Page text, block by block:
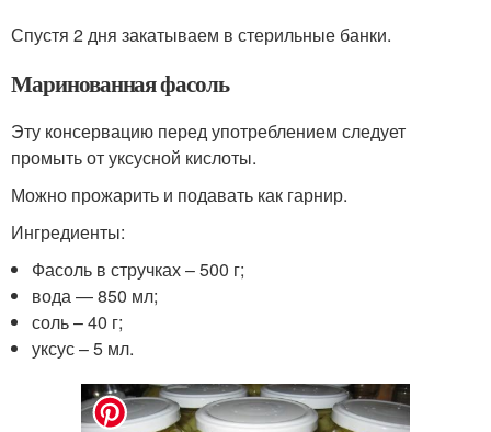
Спустя 2 дня закатываем в стерильные банки.
Маринованная фасоль
Эту консервацию перед употреблением следует
промыть от уксусной кислоты.
Можно прожарить и подавать как гарнир.
Ингредиенты:
Фасоль в стручках – 500 г;
вода — 850 мл;
соль – 40 г;
уксус – 5 мл.